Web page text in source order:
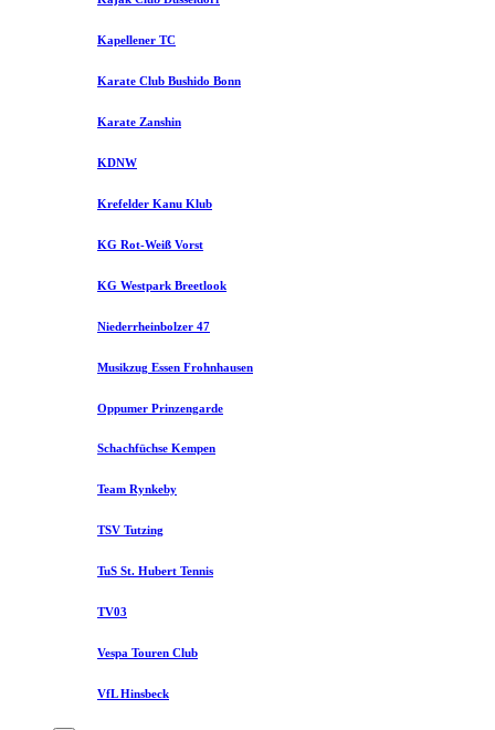
Kapellener TC
Karate Club Bushido Bonn
Karate Zanshin
KDNW
Krefelder Kanu Klub
KG Rot-Weiß Vorst
KG Westpark Breetlook
Niederrheinbolzer 47
Musikzug Essen Frohnhausen
Oppumer Prinzengarde
Schachfüchse Kempen
Team Rynkeby
TSV Tutzing
TuS St. Hubert Tennis
TV03
Vespa Touren Club
VfL Hinsbeck